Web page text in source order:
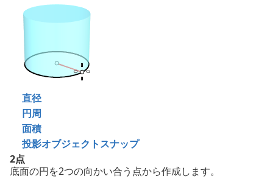
直径
円周
面積
投影オブジェクトスナップ
2点
底面の円を2つの向かい合う点から作成します。